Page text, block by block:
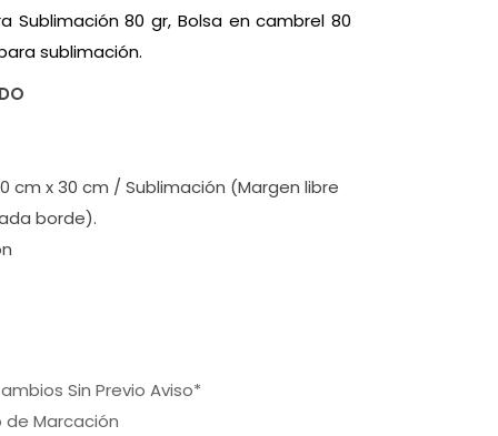
Sublimación 80 gr, Bolsa en cambrel 80
sublimación.
cm x 30 cm / Sublimación (Margen libre
borde).
Sin Previo Aviso*
de Marcación